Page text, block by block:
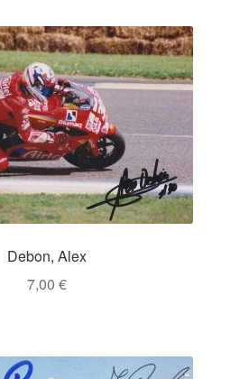
Debon, Alex
7,00 €